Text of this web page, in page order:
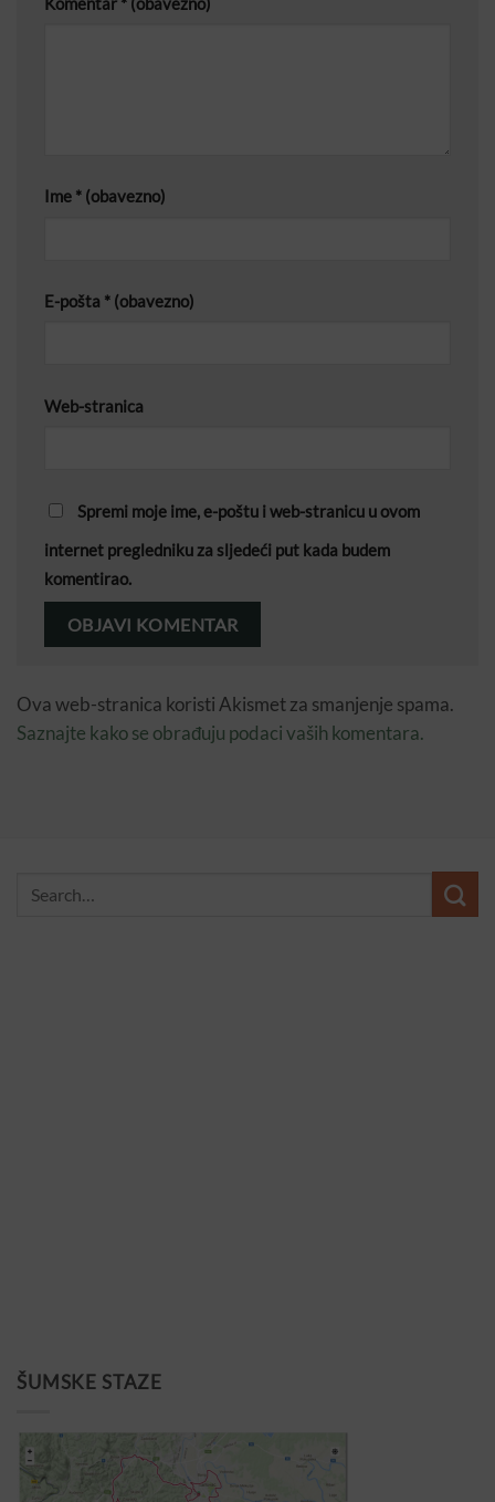
Ime * (obavezno)
E-pošta * (obavezno)
Web-stranica
Spremi moje ime, e-poštu i web-stranicu u ovom
internet pregledniku za sljedeći put kada budem
komentirao.
Ova web-stranica koristi Akismet za smanjenje spama.
Saznajte kako se obrađuju podaci vaših komentara.
ŠUMSKE STAZE